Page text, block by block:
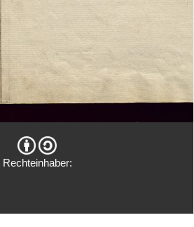
Rechteinhaber: